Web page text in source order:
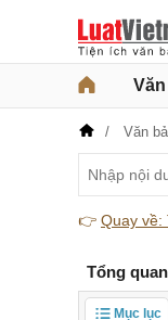
Văn
👉 Quay về:
Tổng quan
Mục lục